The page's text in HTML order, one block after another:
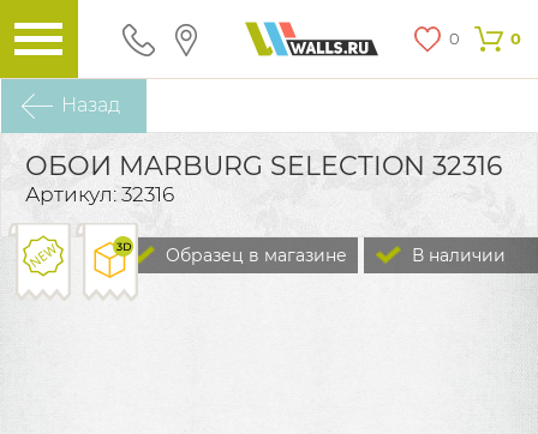
0 0
Назад
ОБОИ MARBURG SELECTION 32316
Артикул: 32316
В наличии
Образец в магазине